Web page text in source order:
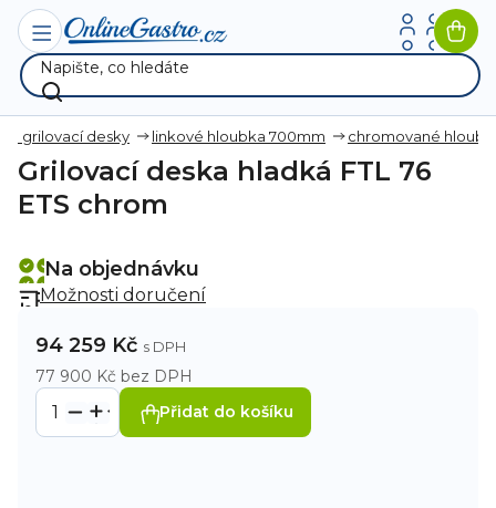
Přejít
obsah
grilovací desky linkové hloubka 700mm chromované
Grilovací deska hladká FTL 76
ETS chrom
Na objednávku
Možnosti doručení
94 259 Kč
77 900 Kč bez DPH
Přidat do košíku